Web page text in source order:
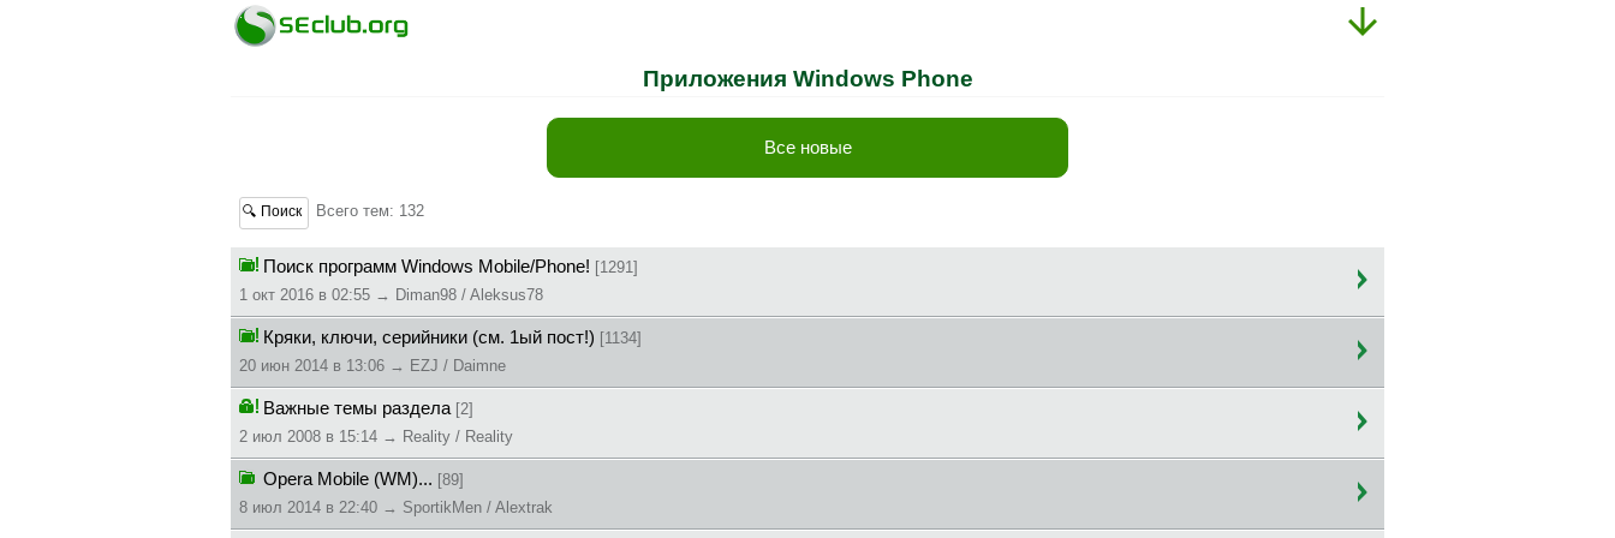
Приложения Windows Phone
Все новые
🔍 Поиск Всего тем: 132
Поиск программ Windows Mobile/Phone! [1291]
1 окт 2016 в 02:55 → Diman98 / Aleksus78
Кряки, ключи, серийники (см. 1ый пост!) [1134]
20 июн 2014 в 13:06 → EZJ / Daimne
Важные темы раздела [2]
2 июл 2008 в 15:14 → Reality / Reality
Opera Mobile (WM)... [89]
8 июл 2014 в 22:40 → SportikMen / Alextrak